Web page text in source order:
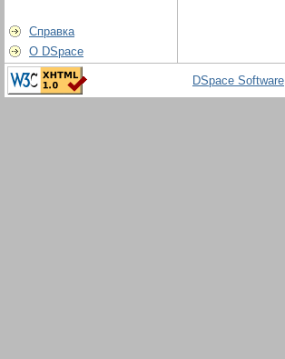
Справка
О DSpace
DSpace Software